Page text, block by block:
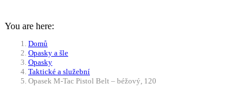
You are here:
Domů
Opasky a šle
Opasky
Taktické a služební
Opasek M-Tac Pistol Belt – béžový, 120